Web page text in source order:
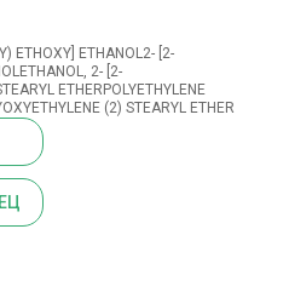
ETHOXY] ETHANOL2- [2-
2- [2-
ETHERPOLYETHYLENE
(2) STEARYL ETHER